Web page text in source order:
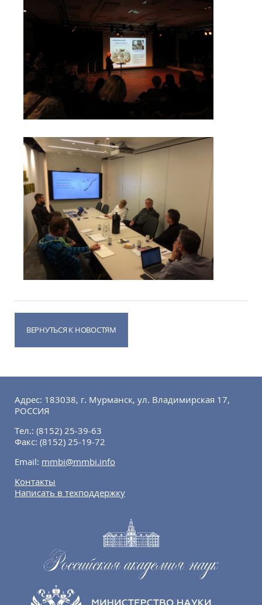
ВЕРНУТЬСЯ К НОВОСТЯМ
Адрес: 183038, г. Мурманск, ул. Владимирская 17,
РОССИЯ
Тел.: (8152) 25-39-63
Факс: (8152) 25-19-72
Email: mmbi@mmbi.info
Контакты
Написать в техподдержку